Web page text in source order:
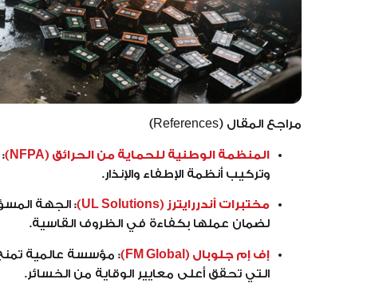
مراجع المقال (References)
المنظمة الوطنية للحماية من الحرائق (NFPA) :
وتركيب أنظمة الإطفاء والإنذار.
مختبرات أندررايترز (UL Solutions) :
لضمان عملها بكفاءة في الظروف القاسية.
إف إم جلوبال (FM Global) :
التي تحقق أعلى معايير الوقاية من الخسائر.